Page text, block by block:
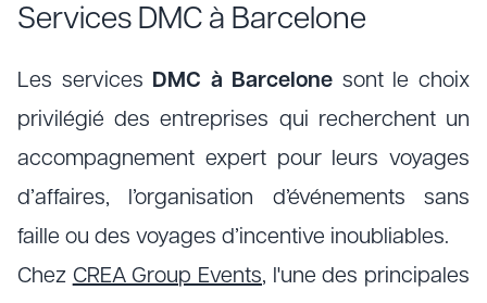
Services DMC à Barcelone
Les services DMC à Barcelone sont le choix
privilégié des entreprises qui recherchent un
accompagnement expert pour leurs voyages
d’affaires, l’organisation d’événements sans
faille ou des voyages d’incentive inoubliables.
Chez CREA Group Events, l'une des principales